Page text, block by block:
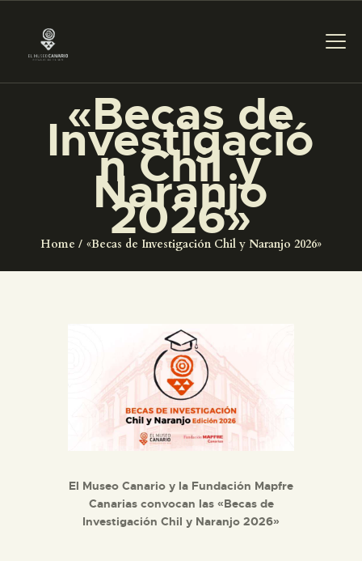
«Becas de
Investigació
n Chil y
Naranjo
2026»
Home «Becas de Investigación Chil y Naranjo 2026»
PREPARAR LA VISITA
ACTIVIDADES
COLECCIONES
DIDÁCTICA
ESPAÑOL
ACTIVIDADES
El Museo Canario y la Fundación Mapfre
Canarias convocan las «Becas de
Investigación Chil y Naranjo 2026»